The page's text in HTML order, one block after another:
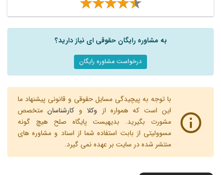
به مشاوره رایگان حقوقی ای نیاز دارید؟
درخواست مشاوره رایگان
با توجه به پیچیدگی مسایل حقوقی و قانونی پیشنهاد ما
این است که همواره از وکلاو کارشناسانمتخصص
مشورت بگیرید. بدیهیست پایگاه صلح هیچ گونه
مسوولیتی از بابت استفاده شما از اسناد و مشاوره های
منتشر شده در سایت بر عهده نمی گیرد.